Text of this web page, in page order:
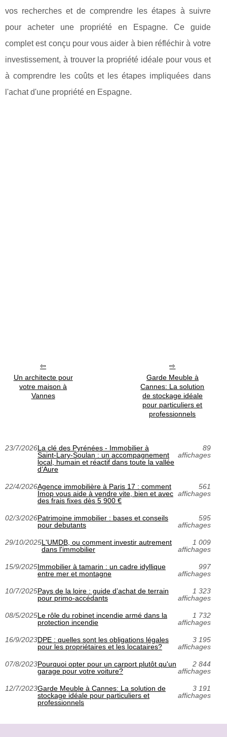
vos recherches et de comprendre les étapes à suivre
pour acheter une propriété en Espagne. Ce guide
complet est conçu pour vous aider à bien réfléchir à votre
investissement, à trouver la propriété idéale pour vous et
à comprendre les coûts et les étapes impliquées dans
l'achat d'une propriété en Espagne.
Un architecte pour
votre maison à
Vannes
Garde Meuble à
Cannes: La solution
de stockage idéale
pour particuliers et
professionnels
23/7/2026La clé des Pyrénées - Immobilier à
Saint‑Lary‑Soulan : un accompagnement
local, humain et réactif dans toute la vallée
d’Aure
89
affichages
22/4/2026Agence immobilière à Paris 17 : comment
Imop vous aide à vendre vite, bien et avec
des frais fixes dès 5 900 €
561
affichages
02/3/2026Patrimoine immobilier : bases et conseils
pour debutants
595
affichages
29/10/2025L'UMDB, ou comment investir autrement
dans l'immobilier
1 009
affichages
15/9/2025Immobilier à tamarin : un cadre idyllique
entre mer et montagne
997
affichages
10/7/2025Pays de la loire : guide d’achat de terrain
pour primo-accédants
1 323
affichages
08/5/2025Le rôle du robinet incendie armé dans la
protection incendie
1 732
affichages
16/9/2023DPE : quelles sont les obligations légales
pour les propriétaires et les locataires?
3 195
affichages
07/8/2023Pourquoi opter pour un carport plutôt qu'un
garage pour votre voiture?
2 844
affichages
12/7/2023Garde Meuble à Cannes: La solution de
stockage idéale pour particuliers et
professionnels
3 191
affichages